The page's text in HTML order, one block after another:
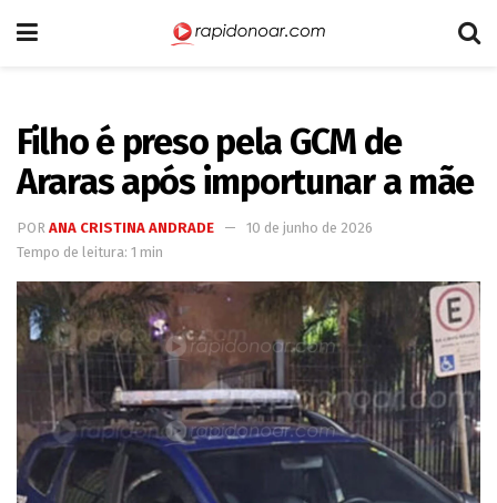
Filho é preso pela GCM de
Araras após importunar a mãe
POR ANA CRISTINA ANDRADE
10 de junho de 2026
Tempo de leitura: 1 min